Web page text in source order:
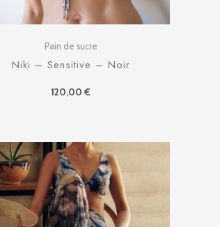
Pain de sucre
Niki – Sensitive – Noir
120,00 €